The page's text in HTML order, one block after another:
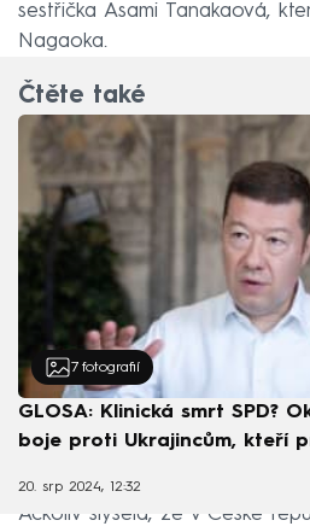
sestřička Asami Tanakaová,
Nagaoka.
Čtěte také
7 fotografií
GLOSA: Klinická smrt SPD?
boje proti Ukrajincům, kteří
20. srp 2024, 12:32
Ačkoliv slyšela, že v České